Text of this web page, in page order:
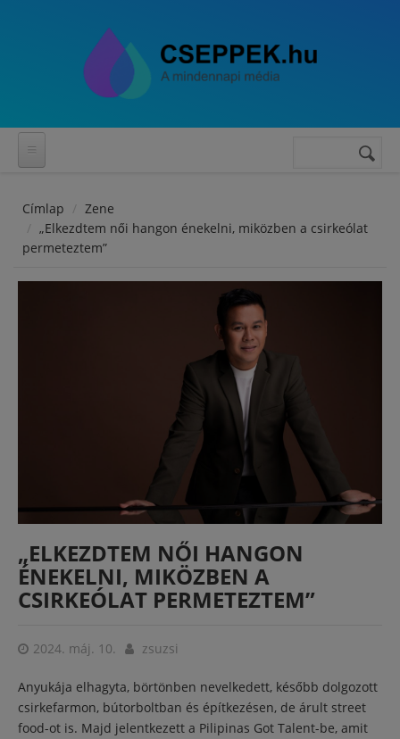
Keresés
Címlap
Zene
„Elkezdtem női hangon énekelni, miközben a csirkeólat
permeteztem”
„ELKEZDTEM NŐI HANGON
ÉNEKELNI, MIKÖZBEN A
CSIRKEÓLAT PERMETEZTEM”
2024. máj. 10. zsuzsi
Anyukája elhagyta, börtönben nevelkedett, később dolgozott
csirkefarmon, bútorboltban és építkezésen, de árult street
food-ot is. Majd jelentkezett a Pilipinas Got Talent-be, amit